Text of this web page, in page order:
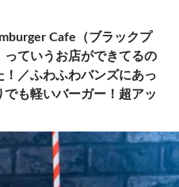
Cafe（ブラックプ
ていうお店ができてるの
／ふわふわバンズにあっ
も軽いバーガー！超アッ